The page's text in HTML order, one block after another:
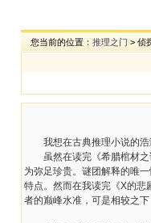
您当前的位置： 推理之门 > 侦
我想在古典推理小说的浩
虽然在读完《希腊棺材之
为弥足珍贵。谜团解释的唯
特点。然而在我读完《X的悲
者的巅峰水准，可是相较之